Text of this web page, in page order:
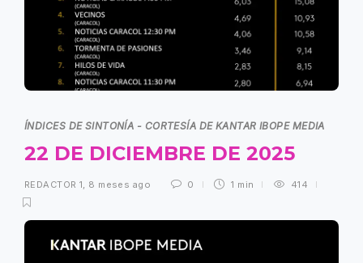
ÍNDICES DE SINTONÍA - CORTESÍA DE KANTAR IBOPE MEDIA
22 DE DICIEMBRE DE 2025
REDACTOR 1, 8 meses ago 0 1 min 414